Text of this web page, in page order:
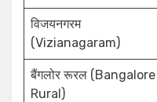
विजयनगरम
(Vizianagaram)
बैंगलोर रूरल (Bangalore
Rural)